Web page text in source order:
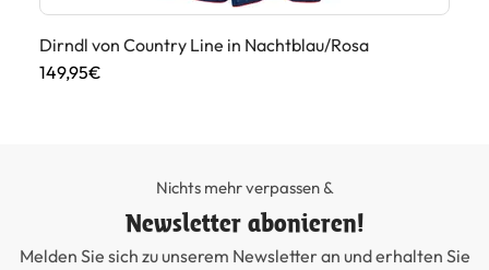
Dirndl von Country Line in Nachtblau/Rosa
149,95€
Nichts mehr verpassen &
Newsletter abonieren!
Melden Sie sich zu unserem Newsletter an und erhalten Sie